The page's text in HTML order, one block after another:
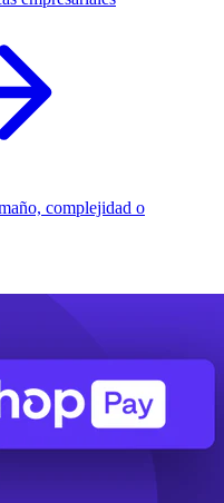
complejidad o